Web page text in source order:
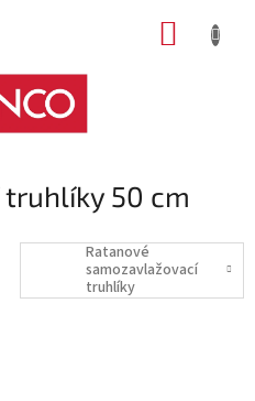
50 cm
Ratanové
samozavlažovací
truhlíky